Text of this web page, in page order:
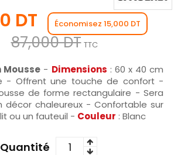
DT Économisez 15,000 DT
87,000 DT TTC
Mousse - Dimensions : 60 x 40 cm
- Offrent une touche de confort -
de forme rectangulaire - Sera
décor chaleureux - Confortable sur
ou un fauteuil - Couleur : Blanc
Quantité